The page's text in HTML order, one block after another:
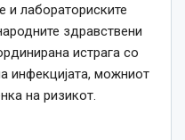
и лабораториските
здравствени
истрага со
инфекцијата, можниот
на ризикот.